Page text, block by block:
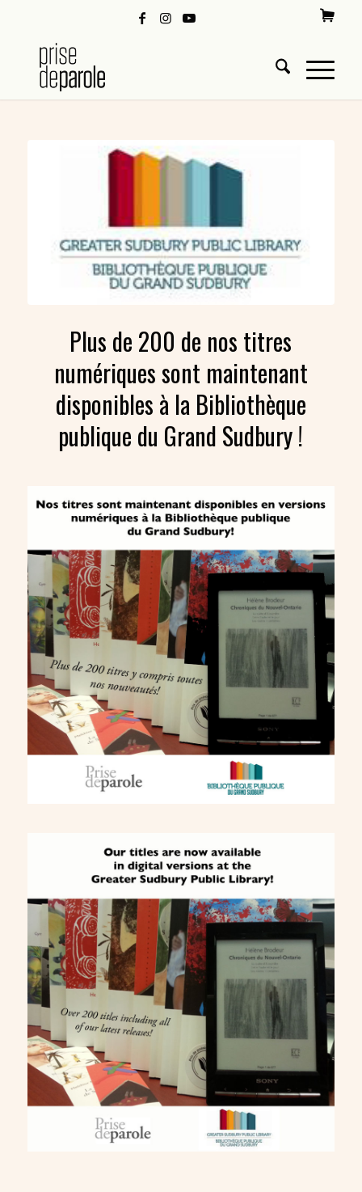
Plus de 200 de nos titres
numériques sont maintenant
disponibles à la Bibliothèque
publique du Grand Sudbury !